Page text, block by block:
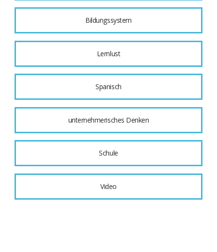
Bildungssystem
Lernlust
Spanisch
unternehmerisches Denken
Schule
Video